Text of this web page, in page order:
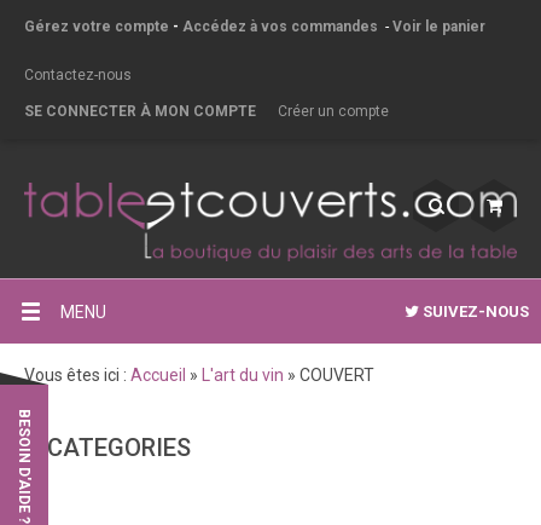
Gérez votre compte - Accédez à vos commandes - Voir le panier
Contactez-nous
SE CONNECTER À MON COMPTE Créer un compte
MENU SUIVEZ-NOUS
Vous êtes ici : Accueil » L'art du vin » COUVERT
CATEGORIES
BESOIN D'AIDE ?